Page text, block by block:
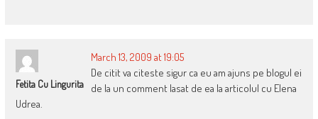
Fetita Cu Lingurita
March 13, 2009 at 19:05
De citit va citeste sigur ca eu am ajuns pe blogul ei
de la un comment lasat de ea la articolul cu Elena
Udrea.